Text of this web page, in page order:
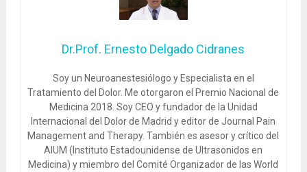
Dr.Prof. Ernesto Delgado Cidranes
Soy un Neuroanestesiólogo y Especialista en el
Tratamiento del Dolor. Me otorgaron el Premio Nacional de
Medicina 2018. Soy CEO y fundador de la Unidad
Internacional del Dolor de Madrid y editor de Journal Pain
Management and Therapy. También es asesor y crítico del
AIUM (Instituto Estadounidense de Ultrasonidos en
Medicina) y miembro del Comité Organizador de las World